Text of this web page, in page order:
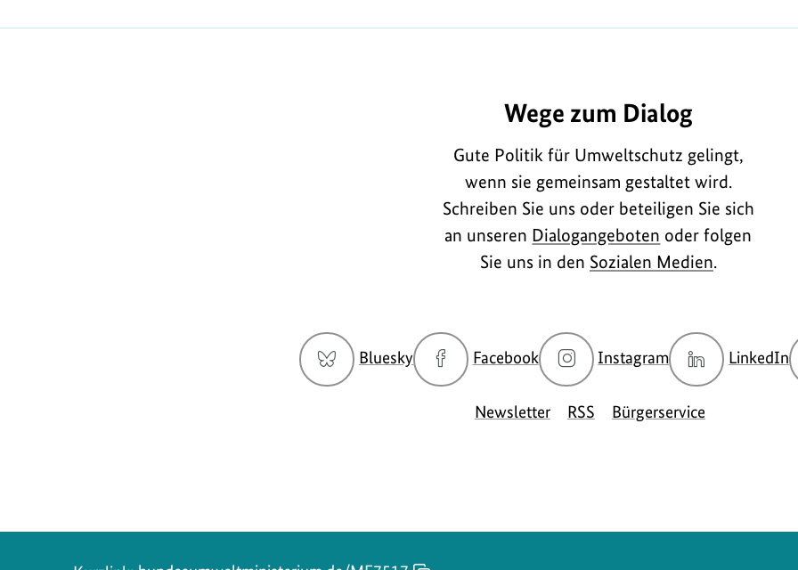
Wege zum Dialog
Gute Politik für Umweltschutz gelingt,
wenn sie gemeinsam gestaltet wird.
Schreiben Sie uns oder beteiligen Sie sich
an unseren Dialogangeboten oder folgen
Sie uns in den Sozialen Medien.
Bluesky
zur
Bluesky-
Seite
Facebook
zur
Facebook-
Seite
des
Instagram
zur
Instagram-
Seite
des
LinkedIn
Newsletter RSS Bürgerservice